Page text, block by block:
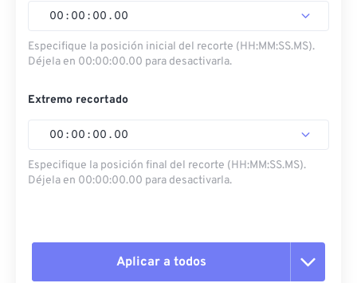
00 : 00 : 00 . 00
Especifique la posición inicial del recorte (HH:MM:SS.MS).
Déjela en 00:00:00.00 para desactivarla.
Extremo recortado
00 : 00 : 00 . 00
Especifique la posición final del recorte (HH:MM:SS.MS).
Déjela en 00:00:00.00 para desactivarla.
Aplicar a todos